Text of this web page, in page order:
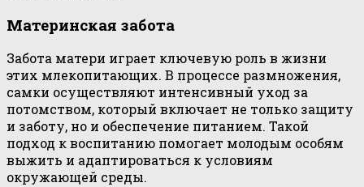
Материнская забота
Забота матери играет ключевую роль в жизни
этих млекопитающих. В процессе размножения,
самки осуществляют интенсивный уход за
потомством, который включает не только защиту
и заботу, но и обеспечение питанием. Такой
подход к воспитанию помогает молодым особям
выжить и адаптироваться к условиям
окружающей среды.